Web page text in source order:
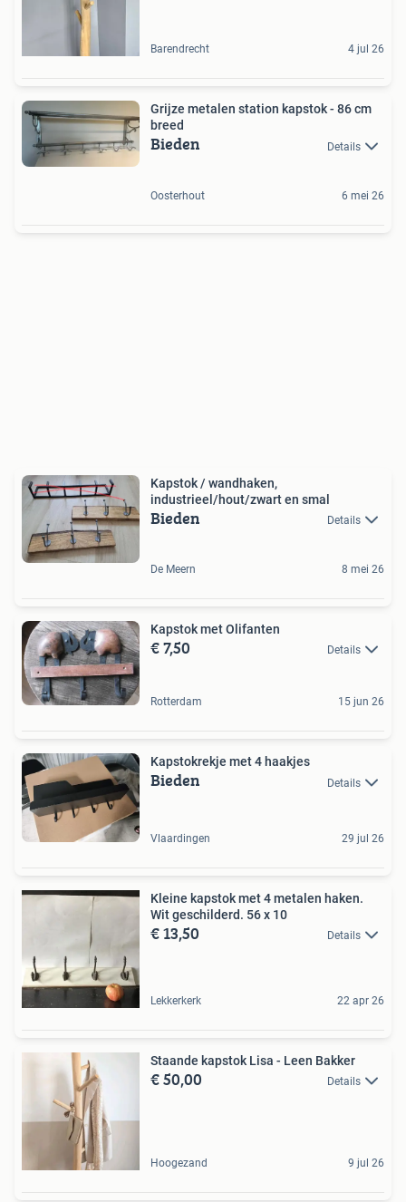
Barendrecht 4 jul 26
Grijze metalen station kapstok - 86 cm
breed
Bieden Details
Oosterhout 6 mei 26
Kapstok / wandhaken,
industrieel/hout/zwart en smal
Bieden Details
De Meern 8 mei 26
Kapstok met Olifanten
€ 7,50 Details
Rotterdam 15 jun 26
Kapstokrekje met 4 haakjes
Bieden Details
Vlaardingen 29 jul 26
Kleine kapstok met 4 metalen haken.
Wit geschilderd. 56 x 10
€ 13,50 Details
Lekkerkerk 22 apr 26
Staande kapstok Lisa - Leen Bakker
€ 50,00 Details
Hoogezand 9 jul 26